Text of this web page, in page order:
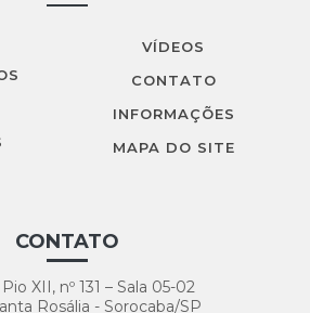
para resíduos sólidos
de vidro incentiva aleitamento
de mineração por dragagem
30% rede automática de
VÍDEOS
CONTATO
INFORMAÇÕES
MAPA DO SITE
CONTATO
XII, nº 131 – Sala 05-02
Rosália - Sorocaba/SP